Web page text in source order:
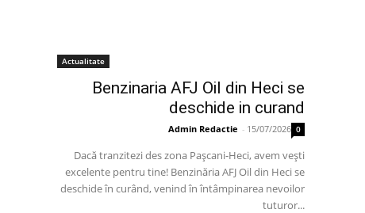
Actualitate
Benzinaria AFJ Oil din Heci se
deschide in curand
Admin Redactie - 15/07/2026 0
Dacă tranzitezi des zona Pașcani-Heci, avem vești
excelente pentru tine! Benzinăria AFJ Oil din Heci se
deschide în curând, venind în întâmpinarea nevoilor
tuturor...